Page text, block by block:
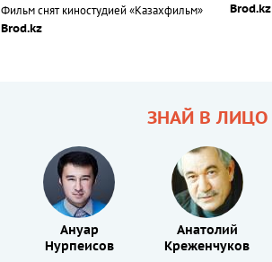
Фильм снят киностудией «Казахфильм»
Brod.kz
Brod.kz
ЗНАЙ В ЛИЦО
Ануар
Нурпеисов
Анатолий
Креженчуков